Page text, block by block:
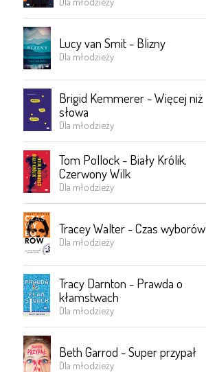
Lucy van Smit - Blizny
Dla młodzieży
Brigid Kemmerer - Więcej niż
słowa
Dla młodzieży
Tom Pollock - Biały Królik.
Czerwony Wilk
Dla młodzieży
Tracey Walter - Czas wyborów
Dla młodzieży
Tracy Darnton - Prawda o
kłamstwach
Dla młodzieży
Beth Garrod - Super przypał
Dla młodzieży